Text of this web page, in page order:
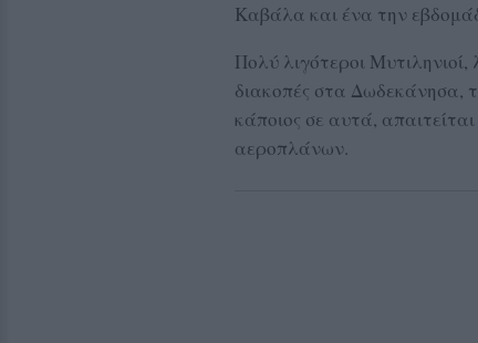
Καβάλα και ένα την
Πολύ λιγότεροι
διακοπές στα Δωδεκάνησα,
κάποιος σε αυτά,
αεροπλάνων.